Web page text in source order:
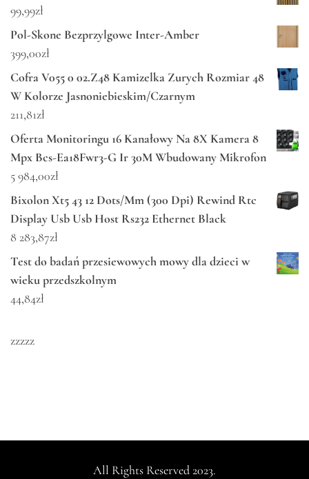
99,99zł
Pol-Skone Bezprzylgowe Inter-Amber
399,00zł
Cofra V055 0 02.Z48 Kamizelka Zurych Rozmiar 48
W Kolorze Jasnoniebieskim/Czarnym
211,81zł
Oferta Monitoringu 16 Kanałowy Na 8X Kamera 8
Mpx Bcs-Ea18Fwr3-G Ir 30M Wbudowany Mikrofon
5 984,00zł
Bixolon Xt5 43 12 Dots/Mm (300 Dpi) Rewind Rtc
Display Usb Usb Host Rs232 Ethernet Black
8 283,87zł
Test do badań przesiewowych mowy dla dzieci w
wieku przedszkolnym
44,84zł
zzzzz
All Rights Reserved 2023.